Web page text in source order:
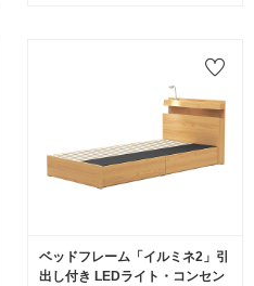
ベッドフレーム「イルミネ2」引
出し付き LEDライト・コンセン